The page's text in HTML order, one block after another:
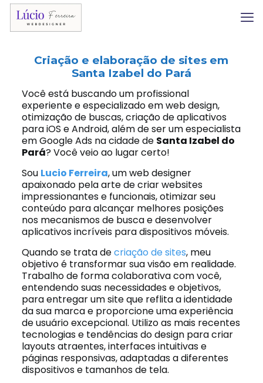
Criação e elaboração de sites em
Santa Izabel do Pará
Você está buscando um profissional
experiente e especializado em web design,
otimização de buscas, criação de aplicativos
para iOS e Android, além de ser um especialista
em Google Ads na cidade de Santa Izabel do
Pará? Você veio ao lugar certo!
Sou Lucio Ferreira, um web designer
apaixonado pela arte de criar websites
impressionantes e funcionais, otimizar seu
conteúdo para alcançar melhores posições
nos mecanismos de busca e desenvolver
aplicativos incríveis para dispositivos móveis.
Quando se trata decriação de sites, meu
objetivo é transformar sua visão em realidade.
Trabalho de forma colaborativa com você,
entendendo suas necessidades e objetivos,
para entregar um site que reflita a identidade
da sua marca e proporcione uma experiência
de usuário excepcional. Utilizo as mais recentes
tecnologias e tendências do design para criar
layouts atraentes, interfaces intuitivas e
páginas responsivas, adaptadas a diferentes
dispositivos e tamanhos de tela.